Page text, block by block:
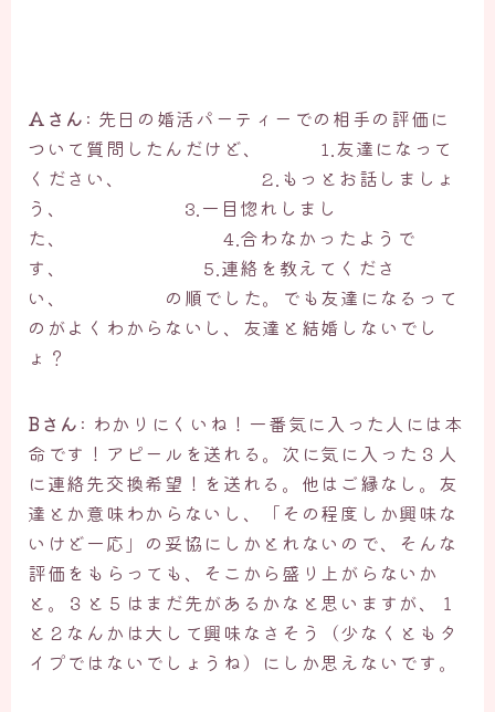
Aさん : 先日の婚活パーティーでの相手の評価に
ついて質問したんだけど、 1.友達になって
ください、 2.もっとお話しましょ
う、 3.一目惚れしまし
た、 4.合わなかったようで
す、 5.連絡を教えてくださ
い、 の順でした。でも友達になるって
のがよくわからないし、友達と結婚しないでし
ょ？
Bさん : わかりにくいね！一番気に入った人には本
命です！アピールを送れる。次に気に入った３人
に連絡先交換希望！を送れる。他はご縁なし。友
達とか意味わからないし、「その程度しか興味な
いけど一応」の妥協にしかとれないので、そんな
評価をもらっても、そこから盛り上がらないか
と。３と５はまだ先があるかなと思いますが、１
と２なんかは大して興味なさそう（少なくともタ
イプではないでしょうね）にしか思えないです。